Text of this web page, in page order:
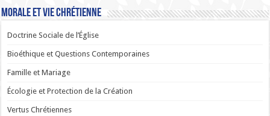
Morale et Vie Chrétienne
Doctrine Sociale de l’Église
Bioéthique et Questions Contemporaines
Famille et Mariage
Écologie et Protection de la Création
Vertus Chrétiennes